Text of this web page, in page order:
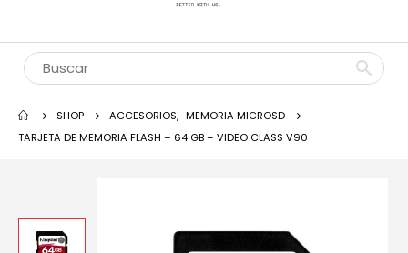
SHOP ACCESORIOS, MEMORIA MICROSD
TARJETA DE MEMORIA FLASH – 64 GB – VIDEO CLASS V90